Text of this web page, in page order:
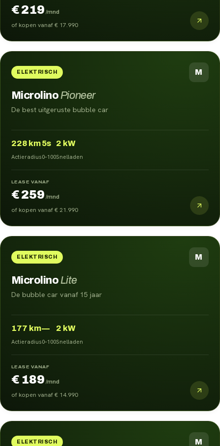
€ 219 /mnd
of kopen vanaf€ 17.990
ELEKTRISCH M
Microlino Pioneer
De best uitgeruste bubble car
228 km
Actieradius
5s
0–100
2 kW
Snelladen
LEASE VANAF
€ 259 /mnd
of kopen vanaf€ 21.990
ELEKTRISCH M
Microlino Lite
De bubble car vanaf 15 jaar
177 km
Actieradius
—
0–100
2 kW
Snelladen
LEASE VANAF
€ 189 /mnd
of kopen vanaf€ 14.990
ELEKTRISCH M